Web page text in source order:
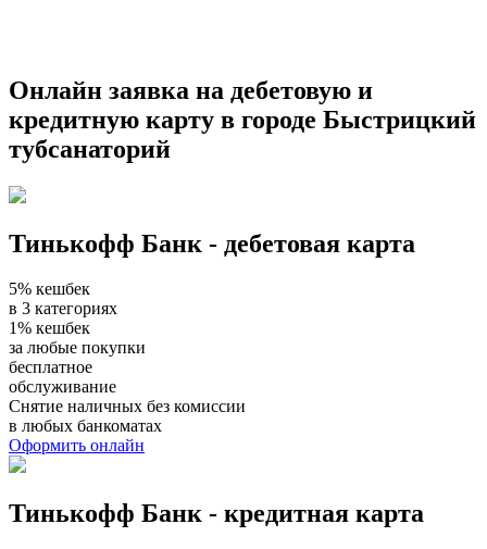
Онлайн заявка на дебетовую и
кредитную карту в городе Быстрицкий
тубсанаторий
Тинькофф Банк - дебетовая карта
5% кешбек
в 3 категориях
1% кешбек
за любые покупки
бесплатное
обслуживание
Снятие наличных без комиссии
в любых банкоматах
Оформить онлайн
Тинькофф Банк - кредитная карта